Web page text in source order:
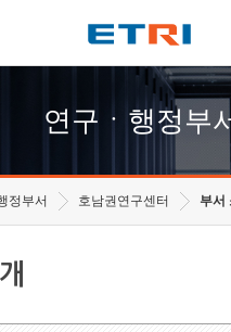
연구ㆍ행정부
정부서 호남권연구센터 부서